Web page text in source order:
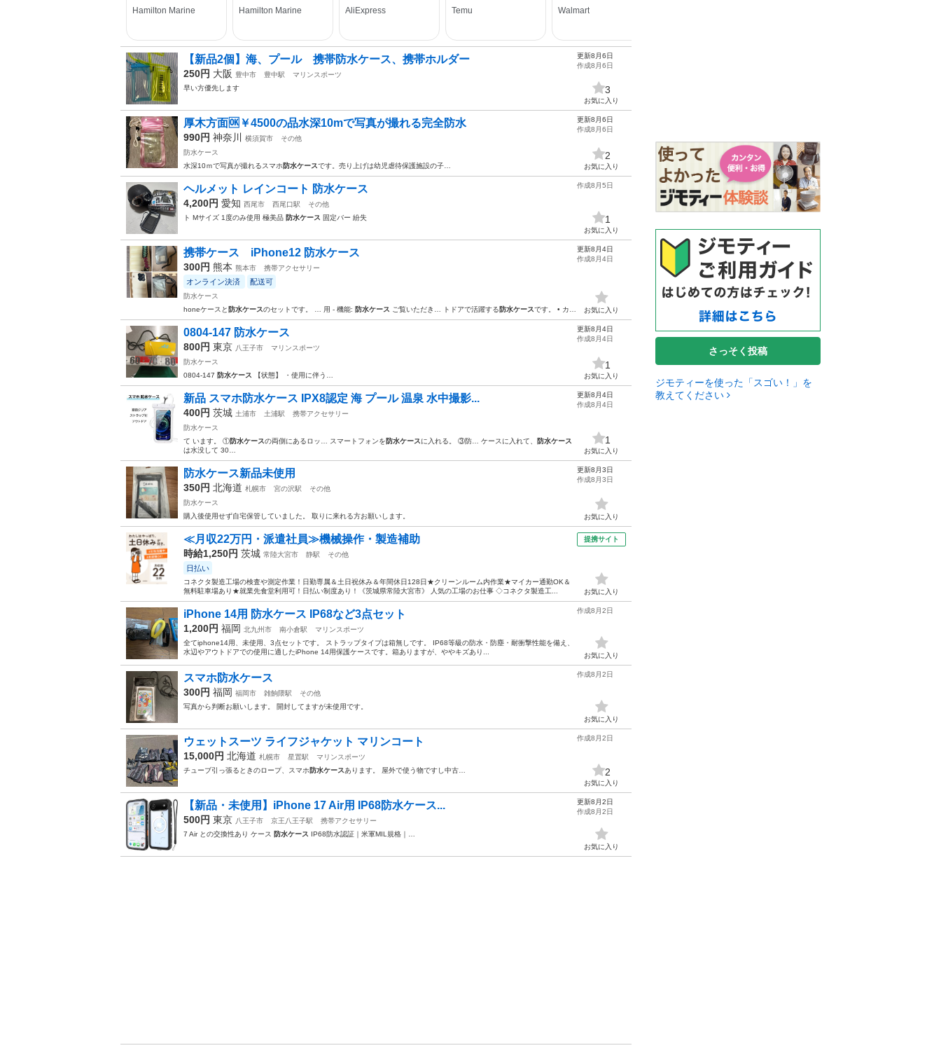
【新品2個】海、プール 携帯防水ケース、携帯ホルダー
250円 大阪 豊中市 豊中駅
マリンスポーツ
早い方優先します
更新8月6日
作成8月6日
3
お気に入り
厚木方面🆗￥4500の品水深10mで写真が撮れる完全防水
990円 神奈川 横須賀市
その他
防水ケース
水深10ｍで写真が撮れるスマホ防水ケースです。売り上げは幼児虐待保護施設の子…
更新8月6日
作成8月6日
2
お気に入り
ヘルメット レインコート 防水ケース
4,200円 愛知 西尾市 西尾口駅
その他
ト Mサイズ 1度のみ使用 極美品 防水ケース 固定バー 紛失
作成8月5日
1
お気に入り
携帯ケース iPhone12 防水ケース
300円 熊本 熊本市 携帯アクセサリー
オンライン決済 配送可
防水ケース
honeケースと 防水ケースのセットです。 … 用 - 機能: 防水ケース ご覧いただき… トドアで活躍する防水ケースです。 • カ…
更新8月4日
作成8月4日
お気に入り
0804-147 防水ケース
800円 東京 八王子市
マリンスポーツ
防水ケース
0804-147 防水ケース 【状態】 ・使用に伴う…
更新8月4日
作成8月4日
1
お気に入り
新品 スマホ防水ケース IPX8認定 海 プール 温泉 水中撮影...
400円 茨城 土浦市 土浦駅
携帯アクセサリー
防水ケース
て います。 ①防水ケースの両側にあるロッ… スマートフォンを防水ケースに入れる。 ③防… ケースに入れて、 防水ケース
は水没して 30…
更新8月4日
作成8月4日
1
お気に入り
防水ケース新品未使用
350円 北海道 札幌市 宮の沢駅
その他
防水ケース
購入後使用せず自宅保管していました。 取りに来れる方お願いします。
更新8月3日
作成8月3日
お気に入り
≪月収22万円・派遣社員≫機械操作・製造補助
時給1,250円 茨城 常陸大宮市 静駅 その他
日払い
コネクタ製造工場の検査や測定作業！日勤専属＆土日祝休み＆年間休日128日★クリーンルーム内作業★マイカー通勤OK＆
無料駐車場あり★就業先食堂利用可！日払い制度あり！《茨城県常陸大宮市》 人気の工場のお仕事 ◇コネクタ製造工...
提携サイト
お気に入り
iPhone 14用 防水ケース IP68など3点セット
1,200円 福岡 北九州市 南小倉駅
マリンスポーツ
全てiphone14用、未使用、3点セットです。 ストラップタイプは箱無しです。 IP68等級の防水・防塵・耐衝撃性能を備え、
水辺やアウトドアでの使用に適したiPhone 14用保護ケースです。箱ありますが、ややキズあり...
作成8月2日
お気に入り
スマホ防水ケース
300円 福岡 福岡市 雑餉隈駅
その他
写真から判断お願いします。 開封してますが未使用です。
作成8月2日
お気に入り
ウェットスーツ ライフジャケット マリンコート
15,000円 北海道 札幌市 星置駅
マリンスポーツ
チューブ引っ張るときのロープ、スマホ防水ケースあります。 屋外で使う物ですし中古…
作成8月2日
2
お気に入り
【新品・未使用】iPhone 17 Air用 IP68防水ケース...
500円 東京 八王子市 京王八王子駅
携帯アクセサリー
7 Air との交換性あり ケース 防水ケース IP68防水認証｜米軍MIL規格｜…
更新8月2日
作成8月2日
お気に入り
さっそく投稿
ジモティーを使った「スゴい！」を
教えてください